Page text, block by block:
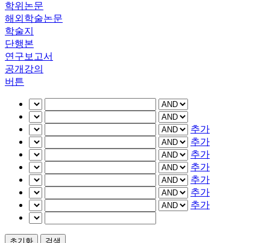
학위논문
해외학술논문
학술지
단행본
연구보고서
공개강의
버튼
추가
추가
추가
추가
추가
추가
추가